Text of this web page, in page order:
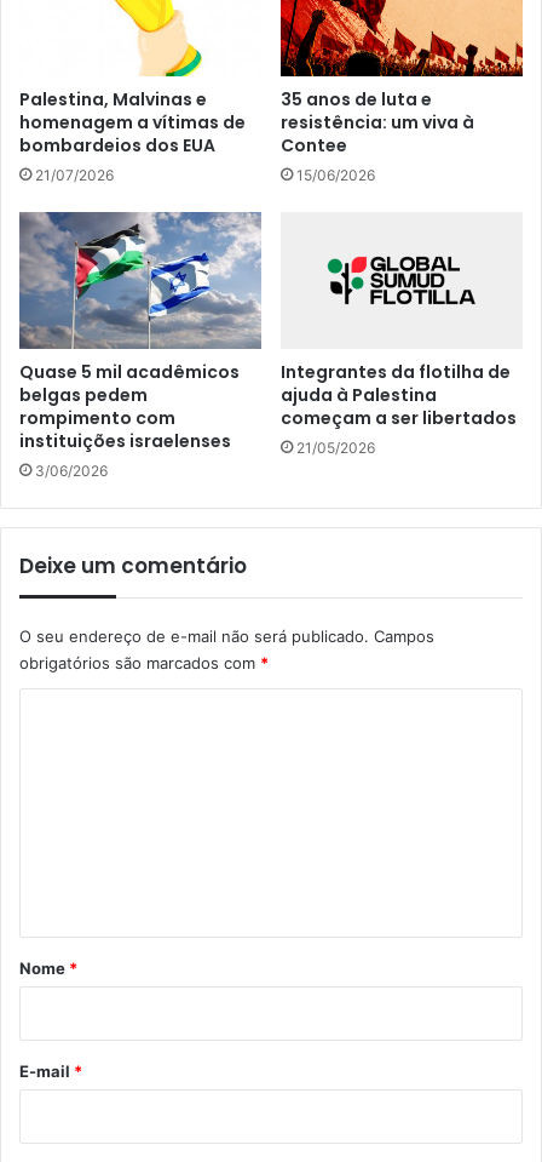
Palestina, Malvinas e
homenagem a vítimas de
bombardeios dos EUA
21/07/2026
35 anos de luta e
resistência: um viva à
Contee
15/06/2026
Quase 5 mil acadêmicos
belgas pedem
rompimento com
instituições israelenses
3/06/2026
Integrantes da flotilha de
ajuda à Palestina
começam a ser libertados
21/05/2026
Deixe um comentário
O seu endereço de e-mail não será publicado. Campos
obrigatórios são marcados com *
r
*
Nome *
E-mail *